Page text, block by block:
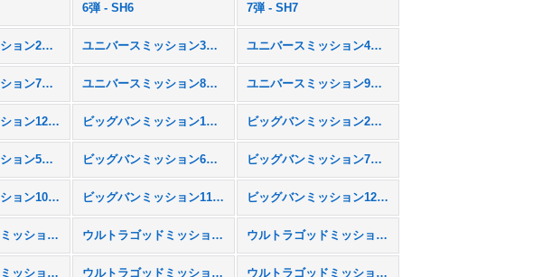
6弾 - SH6 7弾 - SH7
ユニバースミッション2弾 - UM2 ユニバースミッション3弾 - UM3 ユニバースミッション4弾 - UM4
ユニバースミッション7弾 - UM7 ユニバースミッション8弾 - UM8 ユニバースミッション9弾 - UM9
ユニバースミッション12弾 - UM12 ビッグバンミッション1弾 - BM1 ビッグバンミッション2弾 - BM2
ビッグバンミッション5弾 - BM5 ビッグバンミッション6弾 - BM6 ビッグバンミッション7弾 - BM7
ビッグバンミッション10弾 - BM10 ビッグバンミッション11弾 - BM11 ビッグバンミッション12弾 - BM12
ウルトラゴッドミッション3弾 - UGM3 ウルトラゴッドミッション4弾 - UGM4 ウルトラゴッドミッション5弾 - UGM5
ウルトラゴッドミッション8弾 - UGM8 ウルトラゴッドミッション9弾 - UGM9 ウルトラゴッドミッション10弾 - UGM10